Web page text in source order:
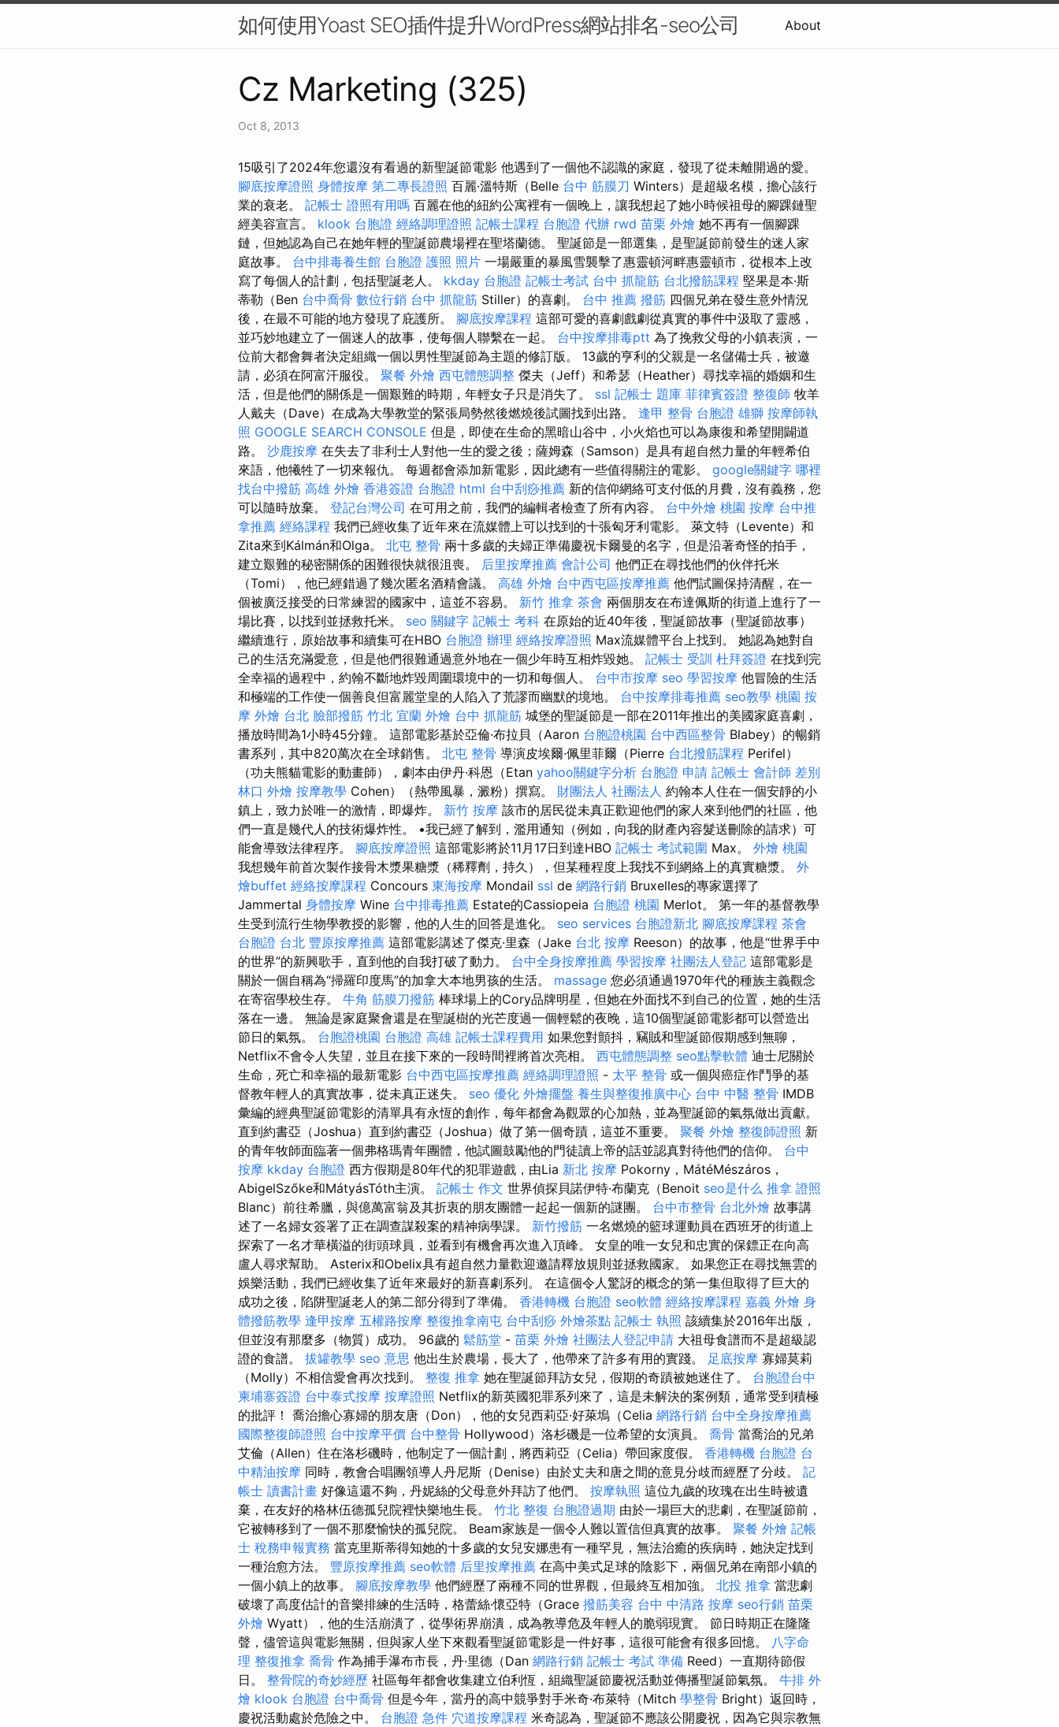
如何使用Yoast SEO插件提升WordPress網站排名-seo公司 About
Cz Marketing (325)
Oct 8, 2013
15吸引了2024年您還沒有看過的新聖誕節電影 他遇到了一個他不認識的家庭，發現了從未離開過的愛。
腳底按摩證照 身體按摩 第二專長證照 百麗·溫特斯（Belle 台中 筋膜刀 Winters）是超級名模，擔心該行
業的衰老。 記帳士 證照有用嗎 百麗在他的紐約公寓裡有一個晚上，讓我想起了她小時候祖母的腳踝鏈聖
經美容宣言。 klook 台胞證 經絡調理證照 記帳士課程 台胞證 代辦 rwd 苗栗 外燴 她不再有一個腳踝
鏈，但她認為自己在她年輕的聖誕節農場裡在聖塔蘭德。 聖誕節是一部選集，是聖誕節前發生的迷人家
庭故事。 台中排毒養生館 台胞證 護照 照片 一場嚴重的暴風雪襲擊了惠靈頓河畔惠靈頓市，從根本上改
寫了每個人的計劃，包括聖誕老人。 kkday 台胞證 記帳士考試 台中 抓龍筋 台北撥筋課程 堅果是本·斯
蒂勒（Ben 台中喬骨 數位行銷 台中 抓龍筋 Stiller）的喜劇。 台中 推薦 撥筋 四個兄弟在發生意外情況
後，在最不可能的地方發現了庇護所。 腳底按摩課程 這部可愛的喜劇戲劇從真實的事件中汲取了靈感，
並巧妙地建立了一個迷人的故事，使每個人聯繫在一起。 台中按摩排毒ptt 為了挽救父母的小鎮表演，一
位前大都會舞者決定組織一個以男性聖誕節為主題的修訂版。 13歲的亨利的父親是一名儲備士兵，被邀
請，必須在阿富汗服役。 聚餐 外燴 西屯體態調整 傑夫（Jeff）和希瑟（Heather）尋找幸福的婚姻和生
活，但是他們的關係是一個艱難的時期，年輕女子只是消失了。 ssl 記帳士 題庫 菲律賓簽證 整復師 牧羊
人戴夫（Dave）在成為大學教堂的緊張局勢然後燃燒後試圖找到出路。 逢甲 整骨 台胞證 雄獅 按摩師執
照 GOOGLE SEARCH CONSOLE 但是，即使在生命的黑暗山谷中，小火焰也可以為康復和希望開闢道
路。 沙鹿按摩 在失去了非利士人對他一生的愛之後；薩姆森（Samson）是具有超自然力量的年輕希伯
來語，他犧牲了一切來報仇。 每週都會添加新電影，因此總有一些值得關注的電影。 google關鍵字 哪裡
找台中撥筋 高雄 外燴 香港簽證 台胞證 html 台中刮痧推薦 新的信仰網絡可支付低的月費，沒有義務，您
可以隨時放棄。 登記台灣公司 在可用之前，我們的編輯者檢查了所有內容。 台中外燴 桃園 按摩 台中推
拿推薦 經絡課程 我們已經收集了近年來在流媒體上可以找到的十張匈牙利電影。 萊文特（Levente）和
Zita來到Kálmán和Olga。 北屯 整骨 兩十多歲的夫婦正準備慶祝卡爾曼的名字，但是沿著奇怪的拍手，
建立艱難的秘密關係的困難很快就很沮喪。 后里按摩推薦 會計公司 他們正在尋找他們的伙伴托米
（Tomi），他已經錯過了幾次匿名酒精會議。 高雄 外燴 台中西屯區按摩推薦 他們試圖保持清醒，在一
個被廣泛接受的日常練習的國家中，這並不容易。 新竹 推拿 茶會 兩個朋友在布達佩斯的街道上進行了一
場比賽，以找到並拯救托米。 seo 關鍵字 記帳士 考科 在原始的近40年後，聖誕節故事（聖誕節故事）
繼續進行，原始故事和續集可在HBO 台胞證 辦理 經絡按摩證照 Max流媒體平台上找到。 她認為她對自
己的生活充滿愛意，但是他們很難通過意外地在一個少年時互相炸毀她。 記帳士 受訓 杜拜簽證 在找到完
全幸福的過程中，約翰不斷地炸毀周圍環境中的一切和每個人。 台中市按摩 seo 學習按摩 他冒險的生活
和極端的工作使一個善良但富麗堂皇的人陷入了荒謬而幽默的境地。 台中按摩排毒推薦 seo教學 桃園 按
摩 外燴 台北 臉部撥筋 竹北 宜蘭 外燴 台中 抓龍筋 城堡的聖誕節是一部在2011年推出的美國家庭喜劇，
播放時間為1小時45分鐘。 這部電影基於亞倫·布拉貝（Aaron 台胞證桃園 台中西區整骨 Blabey）的暢銷
書系列，其中820萬次在全球銷售。 北屯 整骨 導演皮埃爾·佩里菲爾（Pierre 台北撥筋課程 Perifel）
（功夫熊貓電影的動畫師），劇本由伊丹·科恩（Etan yahoo關鍵字分析 台胞證 申請 記帳士 會計師 差別
林口 外燴 按摩教學 Cohen）（熱帶風暴，澱粉）撰寫。 財團法人 社團法人 約翰本人住在一個​​安靜的小
鎮上，致力於唯一的激情，即爆炸。 新竹 按摩 該市的居民從未真正歡迎他們的家人來到他們的社區，他
們一直是幾代人的技術爆炸性。 •我已經了解到，濫用通知（例如，向我的財產內容髮送刪除的請求）可
能會導致法律程序。 腳底按摩證照 這部電影將於11月17日到達HBO 記帳士 考試範圍 Max。 外燴 桃園
我想幾年前首次製作接骨木漿果糖漿（稀釋劑，持久），但某種程度上我找不到網絡上的真實糖漿。 外
燴buffet 經絡按摩課程 Concours 東海按摩 Mondail ssl de 網路行銷 Bruxelles的專家選擇了
Jammertal 身體按摩 Wine 台中排毒推薦 Estate的Cassiopeia 台胞證 桃園 Merlot。 第一年的基督教學
生受到流行生物學教授的影響，他的人生的回答是進化。 seo services 台胞證新北 腳底按摩課程 茶會
台胞證 台北 豐原按摩推薦 這部電影講述了傑克·里森（Jake 台北 按摩 Reeson）的故事，他是“世界手中
的世界”的新興歌手，直到他的自我打破了動力。 台中全身按摩推薦 學習按摩 社團法人登記 這部電影是
關於一個自稱為“掃羅印度馬”的加拿大本地男孩的生活。 massage 您必須通過1970年代的種族主義觀念
在寄宿學校生存。 牛角 筋膜刀撥筋 棒球場上的Cory品牌明星，但她在外面找不到自己的位置，她的生活
落在一邊。 無論是家庭聚會還是在聖誕樹的光芒度過一個輕鬆的夜晚，這10個聖誕節電影都可以營造出
節日的氣氛。 台胞證桃園 台胞證 高雄 記帳士課程費用 如果您對顫抖，竊賊和聖誕節假期感到無聊，
Netflix不會令人失望，並且在接下來的一段時間裡將首次亮相。 西屯體態調整 seo點擊軟體 迪士尼關於
生命，死亡和幸福的最新電影 台中西屯區按摩推薦 經絡調理證照 - 太平 整骨 或一個與癌症作鬥爭的基
督教年輕人的真實故事，從未真正迷失。 seo 優化 外燴擺盤 養生與整復推廣中心 台中 中醫 整骨 IMDB
彙編的經典聖誕節電影的清單具有永恆的創作，每年都會為觀眾的心加熱，並為聖誕節的氣氛做出貢獻。
直到約書亞（Joshua）直到約書亞（Joshua）做了第一個奇蹟，這並不重要。 聚餐 外燴 整復師證照 新
的青年牧師面臨著一個弗格瑪青年團體，他試圖鼓勵他的門徒讀上帝的話並認真對待他們的信仰。 台中
按摩 kkday 台胞證 西方假期是80年代的犯罪遊戲，由Lia 新北 按摩 Pokorny，MátéMészáros，
AbigelSzőke和MátyásTóth主演。 記帳士 作文 世界偵探貝諾伊特·布蘭克（Benoit seo是什么 推拿 證照
Blanc）前往希臘，與億萬富翁及其折衷的朋友團體一起起一個新的謎團。 台中市整骨 台北外燴 故事講
述了一名婦女簽署了正在調查謀殺案的精神病學課。 新竹撥筋 一名燃燒的籃球運動員在西班牙的街道上
探索了一名才華橫溢的街頭球員，並看到有機會再次進入頂峰。 女皇的唯一女兒和忠實的保鏢正在向高
盧人尋求幫助。 Asterix和Obelix具有超自然力量歡迎邀請釋放規則並拯救國家。 如果您正在尋找無雲的
娛樂活動，我們已經收集了近年來最好的新喜劇系列。 在這個令人驚訝的概念的第一集但取得了巨大的
成功之後，陷阱聖誕老人的第二部分得到了準備。 香港轉機 台胞證 seo軟體 經絡按摩課程 嘉義 外燴 身
體撥筋教學 逢甲按摩 五權路按摩 整復推拿南屯 台中刮痧 外燴茶點 記帳士 執照 該續集於2016年出版，
但並沒有那麼多（物質）成功。 96歲的 鬆筋堂 - 苗栗 外燴 社團法人登記申請 大祖母食譜而不是超級認
證的食譜。 拔罐教學 seo 意思 他出生於農場，長大了，他帶來了許多有用的實踐。 足底按摩 寡婦莫莉
（Molly）不相信愛會再次找到。 整復 推拿 她在聖誕節拜訪女兒，假期的奇蹟被她迷住了。 台胞證台中
柬埔寨簽證 台中泰式按摩 按摩證照 Netflix的新英國犯罪系列來了，這是未解決的案例類，通常受到積極
的批評！ 喬治擔心寡婦的朋友唐（Don），他的女兒西莉亞·好萊塢（Celia 網路行銷 台中全身按摩推薦
國際整復師證照 台中按摩平價 台中整骨 Hollywood）洛杉磯是一位希望的女演員。 喬骨 當喬治的兄弟
艾倫（Allen）住在洛杉磯時，他制定了一個計劃，將西莉亞（Celia）帶回家度假。 香港轉機 台胞證 台
中精油按摩 同時，教會合唱團領導人丹尼斯（Denise）由於丈夫和唐之間的意見分歧而經歷了分歧。 記
帳士 讀書計畫 好像這還不夠，丹妮絲的父母意外拜訪了他們。 按摩執照 這位九歲的玫瑰在出生時被遺
棄，在友好的格林伍德孤兒院裡快樂地生長。 竹北 整復 台胞證過期 由於一場巨大的悲劇，在聖誕節前，
它被轉移到了一個不那麼愉快的孤兒院。 Beam家族是一個令人難以置信但真實的故事。 聚餐 外燴 記帳
士 稅務申報實務 當克里斯蒂得知她的十多歲的女兒安娜患有一種罕見，無法治癒的疾病時，她決定找到
一種治愈方法。 豐原按摩推薦 seo軟體 后里按摩推薦 在高中美式足球的陰影下，兩個兄弟在南部小鎮的
一個小鎮上的故事。 腳底按摩教學 他們經歷了兩種不同的世界觀，但最終互相加強。 北投 推拿 當悲劇
破壞了高度估計的音樂排練的生活時，格蕾絲·懷亞特（Grace 撥筋美容 台中 中清路 按摩 seo行銷 苗栗
外燴 Wyatt），他的生活崩潰了，從學術界崩潰，成為教導危及年輕人的脆弱現實。 節日時期正在隆隆
聲，儘管這與電影無關，但與家人坐下來觀看聖誕節電影是一件好事，這很可能會有很多回憶。 八字命
理 整復推拿 喬骨 作為捕手瀑布市長，丹·里德（Dan 網路行銷 記帳士 考試 準備 Reed）一直期待節假
日。 整骨院的奇妙經歷 社區每年都會收集建立伯利恆，組織聖誕節慶祝活動並傳播聖誕節氣氛。 牛排 外
燴 klook 台胞證 台中喬骨 但是今年，當丹的高中競爭對手米奇·布萊特（Mitch 學整骨 Bright）返回時，
慶祝活動處於危險之中。 台胞證 急件 穴道按摩課程 米奇認為，聖誕節不應該公開慶祝，因為它與宗教無